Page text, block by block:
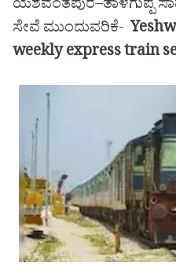
ಯಶವಂತಪುರ–ತಾಳಗುಪ್ಪ
ಸೇವೆ ಮುಂದುವರಿಕೆ-
weekly express train